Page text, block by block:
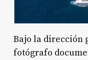
Bajo la dirección
fotógrafo